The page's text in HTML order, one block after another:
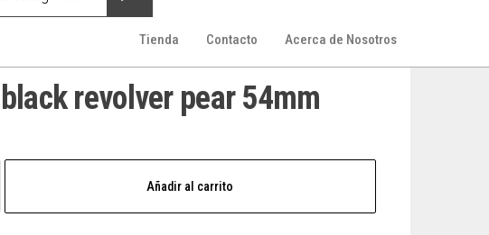
Tienda Contacto Acerca de Nosotros
revolver pear 54mm
Añadir al carrito